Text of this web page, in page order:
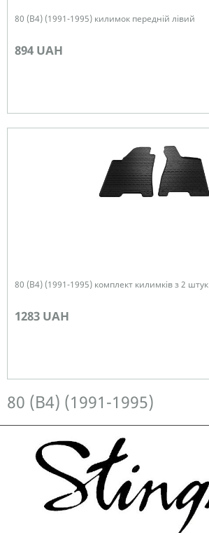
80 (B4) (1991-1995) килимок передній лівий
894 UAH
80 (B4) (1991-1995) комплект килимків з 2 штук
1283 UAH
80 (B4) (1991-1995)